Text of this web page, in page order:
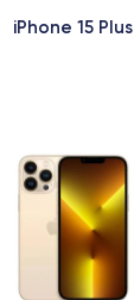
iPhone 15 Plus